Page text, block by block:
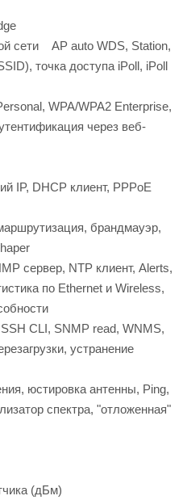
сети AP auto WDS, Station,
точка доступа iPoll, iPoll
WPA/WPA2 Enterprise,
через веб-
IP, DHCP клиент, PPPoE
брандмауэр,
сервер, NTP клиент, Alerts,
по Ethernet и Wireless,
CLI, SNMP read, WNMS,
устранение
юстировка антенны, Ping,
спектра, "отложенная"
(дБм)